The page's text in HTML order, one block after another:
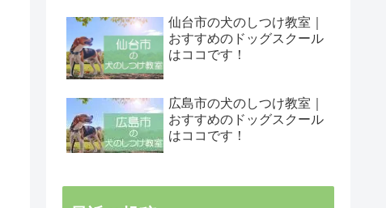
仙台市の犬のしつけ教室｜
おすすめのドッグスクール
はココです！
広島市の犬のしつけ教室｜
おすすめのドッグスクール
はココです！